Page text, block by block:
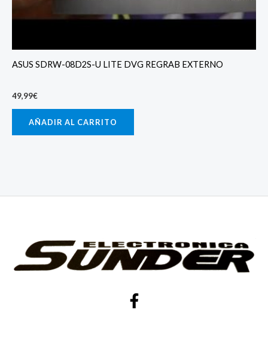
ASUS SDRW-08D2S-U LITE DVG REGRAB EXTERNO
49,99€
AÑADIR AL CARRITO